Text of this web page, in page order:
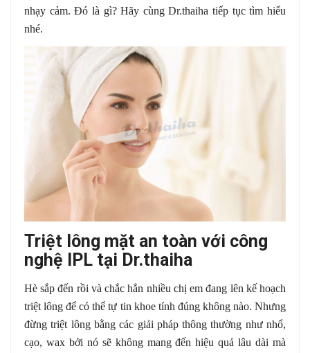
nhạy cảm. Đó là gì? Hãy cùng Dr.thaiha tiếp tục tìm hiểu
nhé.
Triệt lông mặt an toàn với công
nghệ IPL tại Dr.thaiha
Hè sắp đến rồi và chắc hẳn nhiều chị em đang lên kế hoạch
triệt lông để có thể tự tin khoe tính đúng không nào. Nhưng
đừng triệt lông bằng các giải pháp thông thường như nhổ,
cạo, wax bởi nó sẽ không mang đến hiệu quả lâu dài mà